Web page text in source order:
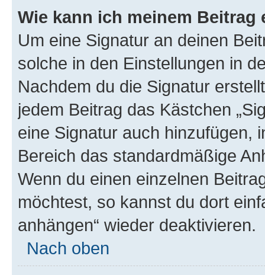
Wie kann ich meinem
Um eine Signatur an deinen
solche in den Einstellungen in
Nachdem du die Signatur
jedem Beitrag das Kästchen
eine Signatur auch hinzufügen,
Bereich das standardmäßige
Wenn du einen einzelnen
möchtest, so kannst du dort
anhängen“ wieder deaktivieren.
Nach oben